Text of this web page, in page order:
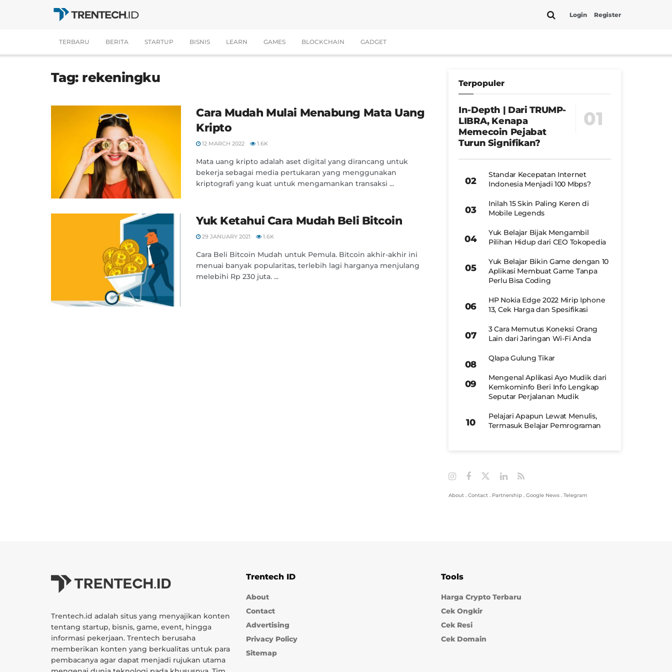
Login Register
TERBARU BERITA STARTUP BISNIS LEARN GAMES BLOCKCHAIN GADGET
Tag: rekeningku
Cara Mudah Mulai Menabung Mata Uang
Kripto
12 MARCH 2022 1.6K
Mata uang kripto adalah aset digital yang dirancang untuk
bekerja sebagai media pertukaran yang menggunakan
kriptografi yang kuat untuk mengamankan transaksi ...
Yuk Ketahui Cara Mudah Beli Bitcoin
29 JANUARY 2021 1.6K
Cara Beli Bitcoin Mudah untuk Pemula. Bitcoin akhir-akhir ini
menuai banyak popularitas, terlebih lagi harganya menjulang
melebihi Rp 230 juta. ...
Terpopuler
In-Depth | Dari TRUMP-
LIBRA, Kenapa
Memecoin Pejabat
Turun Signifikan?
Standar Kecepatan Internet
Indonesia Menjadi 100 Mbps?
Inilah 15 Skin Paling Keren di
Mobile Legends
Yuk Belajar Bijak Mengambil
Pilihan Hidup dari CEO Tokopedia
Yuk Belajar Bikin Game dengan 10
Aplikasi Membuat Game Tanpa
Perlu Bisa Coding
HP Nokia Edge 2022 Mirip Iphone
13, Cek Harga dan Spesifikasi
3 Cara Memutus Koneksi Orang
Lain dari Jaringan Wi-Fi Anda
Qlapa Gulung Tikar
Mengenal Aplikasi Ayo Mudik dari
Kemkominfo Beri Info Lengkap
Seputar Perjalanan Mudik
Pelajari Apapun Lewat Menulis,
Termasuk Belajar Pemrograman
About . Contact . Partnership . Google News . Telegram
Trentech.id adalah situs yang menyajikan konten
tentang startup, bisnis, game, event, hingga
informasi pekerjaan. Trentech berusaha
memberikan konten yang berkualitas untuk para
pembacanya agar dapat menjadi rujukan utama
Trentech ID
About
Contact
Advertising
Privacy Policy
Sitemap
Tools
Harga Crypto Terbaru
Cek Ongkir
Cek Resi
Cek Domain